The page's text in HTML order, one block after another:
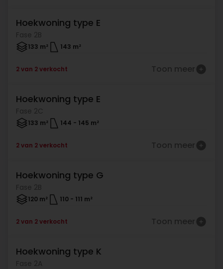
Verkocht
Hoekwoning type E
Fase 2B
133 m² 143 m²
2 van 2 verkocht Toon meer
Verkocht
Hoekwoning type E
Fase 2C
133 m² 144 - 145 m²
2 van 2 verkocht Toon meer
Verkocht
Hoekwoning type G
Fase 2B
120 m² 110 - 111 m²
2 van 2 verkocht Toon meer
Verkocht
Hoekwoning type K
Fase 2A